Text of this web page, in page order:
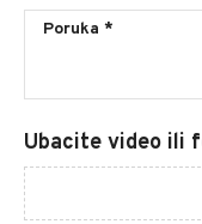
Ubacite video ili